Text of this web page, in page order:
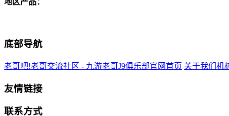
地区产品：
底部导航
老哥吧!老哥交流社区 - 九游老哥J9俱乐部官网首页 关于我们 机
友情链接
联系方式